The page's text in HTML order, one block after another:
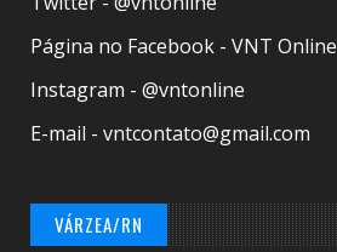
Página no Facebook - VNT Online
Instagram - @vntonline
E-mail - vntcontato@gmail.com
VÁRZEA/RN